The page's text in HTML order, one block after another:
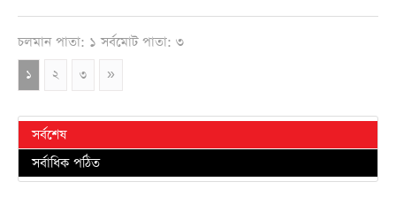
চলমান পাতা: ১ সর্বমোট পাতা: ৩
১ ২ ৩ »
সর্বশেষ
সর্বাধিক পঠিত